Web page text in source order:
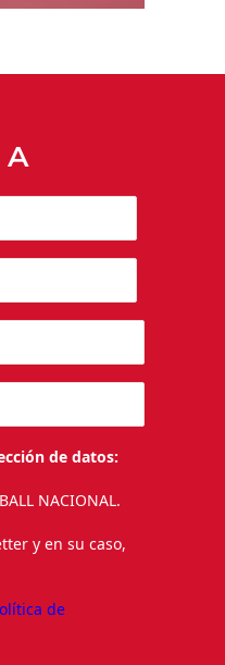
A
de datos:
NACIONAL.
y en su caso,
de